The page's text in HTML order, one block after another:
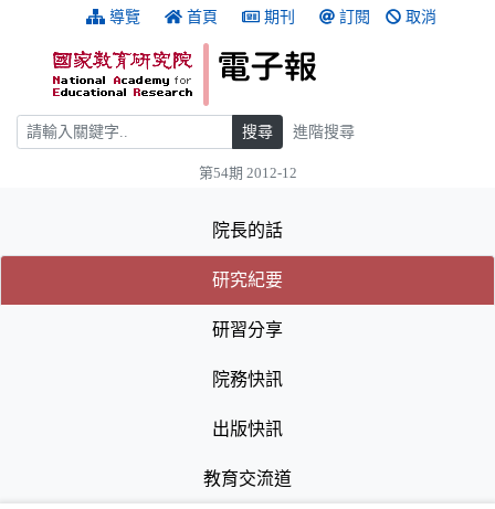
跳到主要內容 導覽 首頁 期刊 訂閱 取消
搜尋 搜尋 進階搜尋
第54期 2012-12
院長的話
研究紀要(目前選取的頁籤)
(目前選取的頁籤)
研習分享
院務快訊
出版快訊
教育交流道